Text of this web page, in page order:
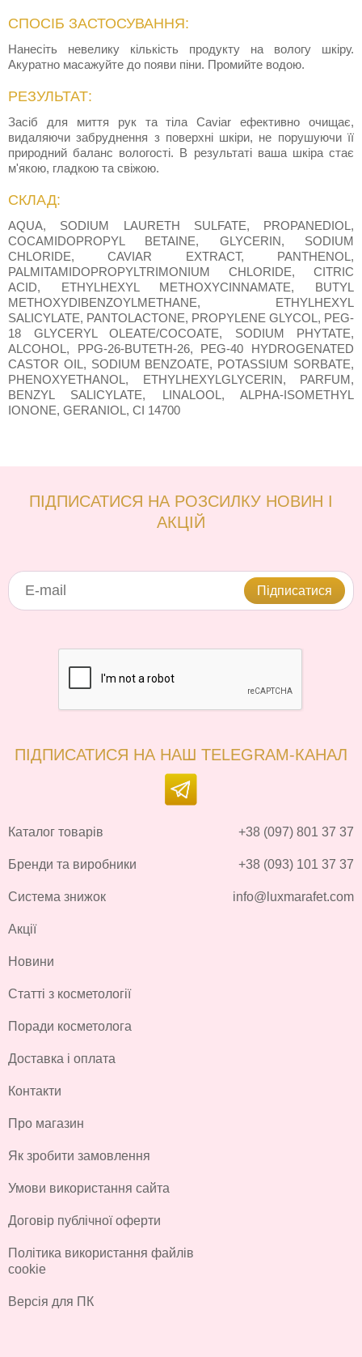
СПОСІБ ЗАСТОСУВАННЯ:
Нанесіть невелику кількість продукту на вологу шкіру.
Акуратно масажуйте до появи піни. Промийте водою.
РЕЗУЛЬТАТ:
Засіб для миття рук та тіла Caviar ефективно очищає,
видаляючи забруднення з поверхні шкіри, не порушуючи її
природний баланс вологості. В результаті ваша шкіра стає
м'якою, гладкою та свіжою.
СКЛАД:
AQUA, SODIUM LAURETH SULFATE, PROPANEDIOL,
COCAMIDOPROPYL BETAINE, GLYCERIN, SODIUM
CHLORIDE, CAVIAR EXTRACT, PANTHENOL,
PALMITAMIDOPROPYLTRIMONIUM CHLORIDE, CITRIC
ACID, ETHYLHEXYL METHOXYCINNAMATE, BUTYL
METHOXYDIBENZOYLMETHANE, ETHYLHEXYL
SALICYLATE, PANTOLACTONE, PROPYLENE GLYCOL, PEG-
18 GLYCERYL OLEATE/COCOATE, SODIUM PHYTATE,
ALCOHOL, PPG-26-BUTETH-26, PEG-40 HYDROGENATED
CASTOR OIL, SODIUM BENZOATE, POTASSIUM SORBATE,
PHENOXYETHANOL, ETHYLHEXYLGLYCERIN, PARFUM,
BENZYL SALICYLATE, LINALOOL, ALPHA-ISOMETHYL
IONONE, GERANIOL, CI 14700
ПІДПИСАТИСЯ НА РОЗСИЛКУ НОВИН І
АКЦІЙ
Підписатися
ПІДПИСАТИСЯ НА НАШ TELEGRAM-КАНАЛ
Каталог товарів
Бренди та виробники
Система знижок
Акції
Новини
Статті з косметології
Поради косметолога
Доставка і оплата
Контакти
Про магазин
Як зробити замовлення
Умови використання сайта
Договір публічної оферти
Політика використання файлів
cookie
Версія для ПК
+38 (097) 801 37 37
+38 (093) 101 37 37
info@luxmarafet.com